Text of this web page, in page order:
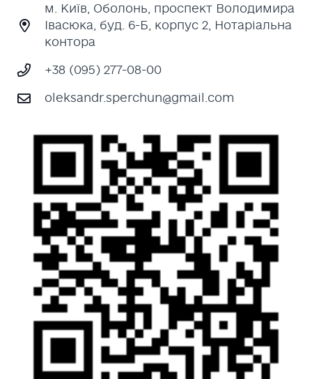
м. Київ, Оболонь, проспект Володимира
Івасюка, буд. 6-Б, корпус 2, Нотаріальна
контора
+38 (095) 277-08-00
oleksandr.sperchun@gmail.com